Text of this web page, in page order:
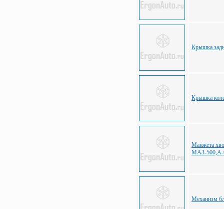
Крышка
Крышка
Манжета
МАЗ-500,А-
Механизм